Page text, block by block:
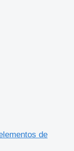
de